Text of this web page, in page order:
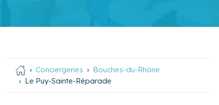
Conciergeries
Bouches-du-Rhône
Le Puy-Sainte-Réparade